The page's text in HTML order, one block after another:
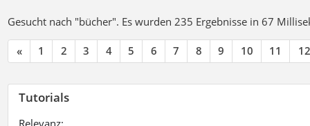
Gesucht nach "bücher". Es wurden 235 Ergebnisse in 67
« 1 2 3 4 5 6 7 8 9 10 11 12
Tutorials